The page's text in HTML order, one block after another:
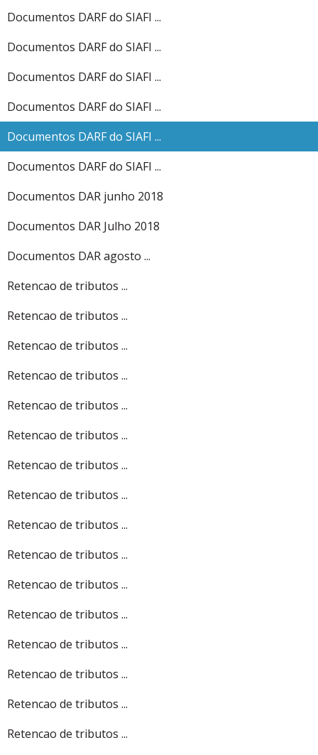
Documentos DARF do SIAFI ...
Documentos DARF do SIAFI ...
Documentos DARF do SIAFI ...
Documentos DARF do SIAFI ...
Documentos DARF do SIAFI ...
Documentos DARF do SIAFI ...
Documentos DAR junho 2018
Documentos DAR Julho 2018
Documentos DAR agosto ...
Retencao de tributos ...
Retencao de tributos ...
Retencao de tributos ...
Retencao de tributos ...
Retencao de tributos ...
Retencao de tributos ...
Retencao de tributos ...
Retencao de tributos ...
Retencao de tributos ...
Retencao de tributos ...
Retencao de tributos ...
Retencao de tributos ...
Retencao de tributos ...
Retencao de tributos ...
Retencao de tributos ...
Retencao de tributos ...